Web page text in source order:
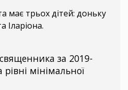
має трьох дітей: доньку
Іларіона.
за 2019-
мінімальної